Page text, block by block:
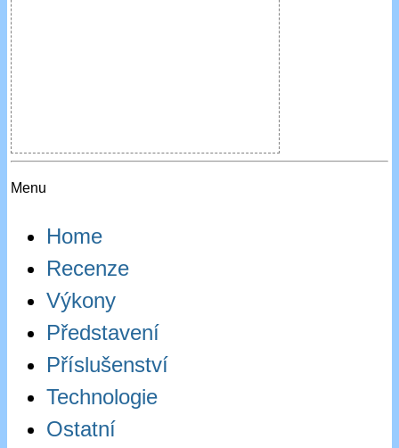
Menu
Home
Recenze
Výkony
Představení
Příslušenství
Technologie
Ostatní